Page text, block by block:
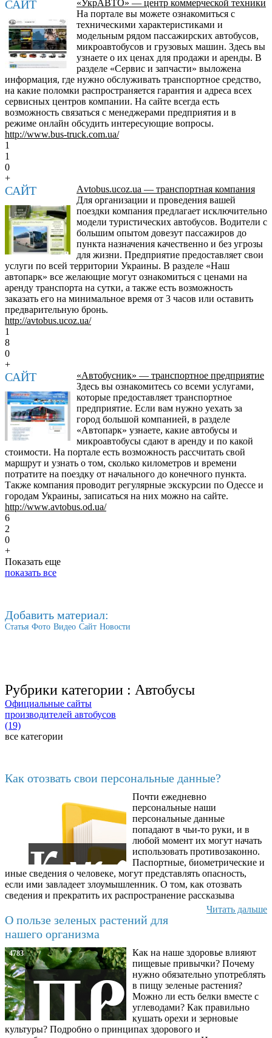
САЙТ
«УкрАВТО» — центр коммерческой техники
На портале вы можете ознакомиться с
техническими характеристиками и
модельным рядом пассажирских автобусов,
микроавтобусов и грузовых машин. Здесь вы
узнаете о их ценах для продажи и аренды. В
разделе «Сервис и запчасти» выложена
информация, где нужно обслуживать транспортное средство,
на какие поломки распространяется гарантия и адреса всех
сервисных центров компании. На сайте всегда есть
возможность связаться с менеджерами предприятия и в
режиме онлайн обсудить интересующие вопросы.
http://www.bus-truck.com.ua/
1
1
0
+
САЙТ
Аvtobus.ucoz.ua — транспортная компания
Для организации и проведения вашей
поездки компания предлагает исключительно
модели туристических автобусов. Водители с
большим опытом довезут пассажиров до
пункта назначения качественно и без угрозы
для жизни. Предприятие предоставляет свои
услуги по всей территории Украины. В разделе «Наш
автопарк» все желающие могут ознакомиться с ценами на
аренду транспорта на сутки, а также есть возможность
заказать его на минимальное время от 3 часов или оставить
предварительную бронь.
http://avtobus.ucoz.ua/
1
8
0
+
САЙТ
«Автобусник» — транспортное предприятие
Здесь вы ознакомитесь со всеми услугами,
которые предоставляет транспортное
предприятие. Если вам нужно уехать за
город большой компанией, в разделе
«Автопарк» узнаете, какие автобусы и
микроавтобусы сдают в аренду и по какой
стоимости. На портале есть возможность рассчитать свой
маршрут и узнать о том, сколько километров и времени
потратите на поездку от начального до конечного пункта.
Также компания проводит регулярные экскурсии по Одессе и
городам Украины, записаться на них можно на сайте.
http://www.avtobus.od.ua/
6
2
0
+
Показать еще
показать все
Добавить материал:
Статья Фото Видео Сайт Новости
Рубрики категории : Автобусы
Официальные сайты
производителей автобусов
(19)
все категории
Как отозвать свои персональные данные?
Почти ежедневно
персональные наши
персональные данные
попадают в чьи-то руки, и в
любой момент их могут начать
использовать противозаконно.
Паспортные, биометрические и
иные сведения о человеке, могут представлять опасность,
если ими завладеет злоумышленник. О том, как отозвать
сведения и прекратить их распространение рассказыва
Читать дальше
О пользе зеленых растений для
нашего организма
4783
Как на наше здоровье влияют
пищевые привычки? Почему
нужно обязательно употреблять
в пищу зеленые растения?
Можно ли есть белки вместе с
углеводами? Как правильно
кушать орехи и зерновые
культуры? Подробно о принципах здорового и